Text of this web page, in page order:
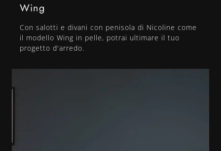
Wing
Con salotti e divani con penisola di Nicoline come
il modello Wing in pelle, potrai ultimare il tuo
progetto d'arredo.